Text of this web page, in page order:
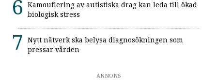
Kamouflering av autistiska drag kan leda till ökad
biologisk stress
Nytt nätverk ska belysa diagnosökningen som
pressar vården
ANNONS